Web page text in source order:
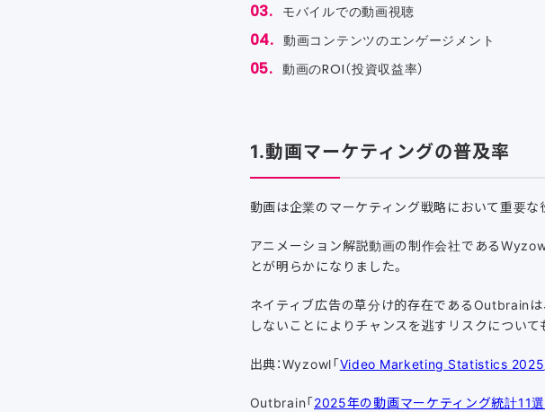
モバイルでの動画視聴
動画コンテンツのエンゲージメント
動画のROI（投資収益率）
1.動画マーケティングの普及率
動画は企業のマーケティング戦略において重要な
アニメーション解説動画の制作会社である
とが明らかになりました。
ネイティブ広告の草分け的存在であるOutbrainは
しないことによりチャンスを逃すリスクについて
出典：Wyzowl「Video Marketing Statistics 2025
Outbrain「2025年の動画マーケティング統計11